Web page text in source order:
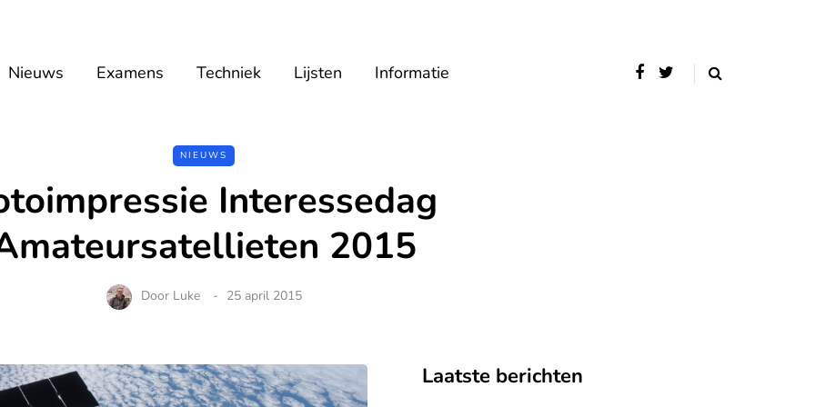
Nieuws Examens Techniek Lijsten Informatie
NIEUWS
Interessedag
2015
Door Luke 25 april 2015
Laatste berichten